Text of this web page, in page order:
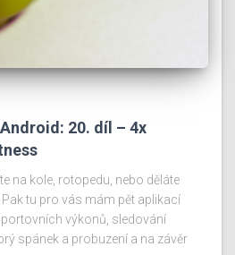
20. díl – 4x
na kole, rotopedu, nebo děláte
tu pro vás mám pět aplikací
výkonů, sledování
spánek a probuzení a na závěr